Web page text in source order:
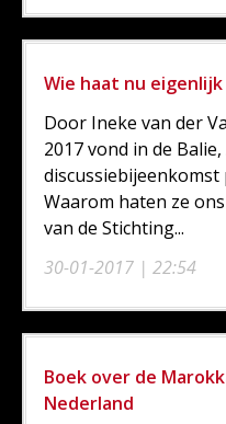
Wie haat nu eigenlijk
30-01-2017 | 22:54
Door Ineke van der
2017 vond in de
discussiebijeenkomst
Waarom haten ze
van de Stichting...
Boek over de
Nederland